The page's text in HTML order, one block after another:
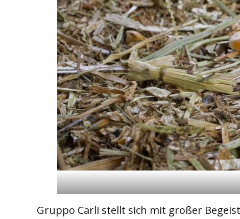
Gruppo Carli stellt sich mit großer